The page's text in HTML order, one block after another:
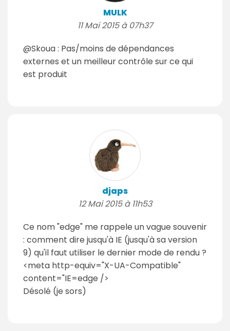
MULK
11 Mai 2015 à 07h37
@Skoua : Pas/moins de dépendances
externes et un meilleur contrôle sur ce qui
est produit
djaps
12 Mai 2015 à 11h53
Ce nom "edge" me rappele un vague souvenir
: comment dire jusqu'à IE (jusqu'à sa version
9) qu'il faut utiliser le dernier mode de rendu ?
<meta http-equiv="X-UA-Compatible"
content="IE=edge />
Désolé (je sors)